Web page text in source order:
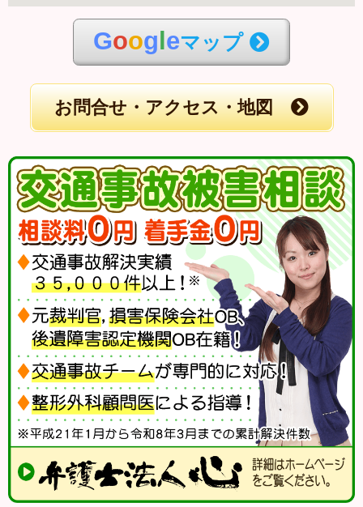
Goog eマップ
お問合せ・アクセス・地図